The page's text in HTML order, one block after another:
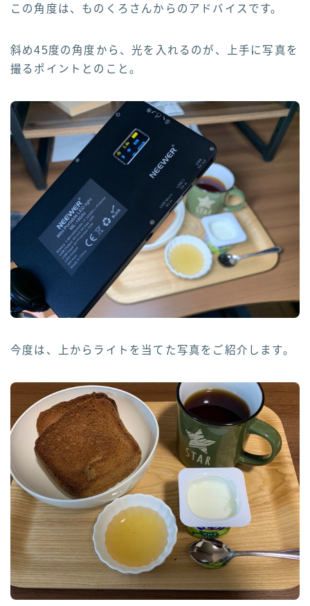
この角度は、ものくろさんからのアドバイスです。
斜め45度の角度から、光を入れるのが、上手に写真を
撮るポイントとのこと。
今度は、上からライトを当てた写真をご紹介します。